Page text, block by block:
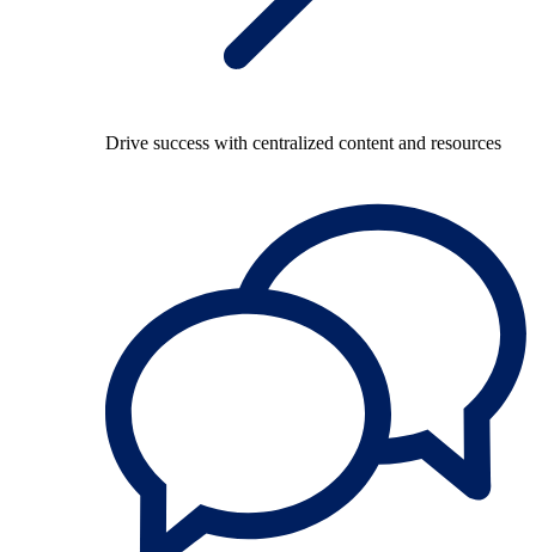
Drive success with centralized content and resources